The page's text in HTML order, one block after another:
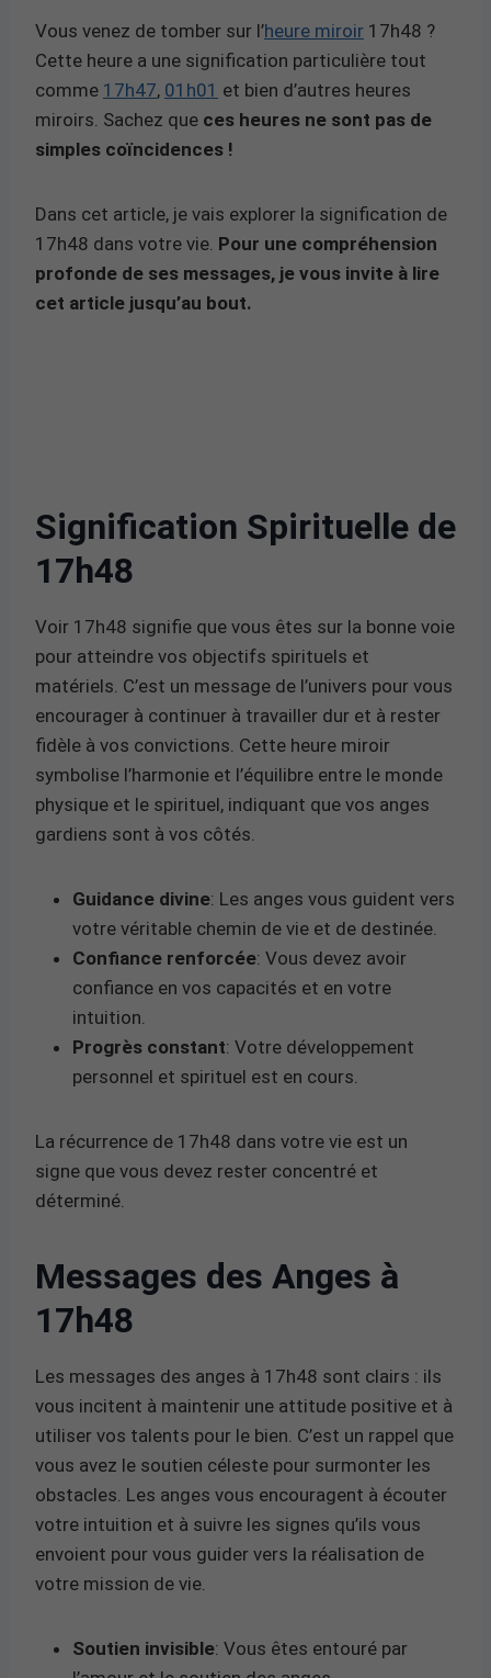
Vous venez de tomber sur l’heure miroir 17h48 ?
Cette heure a une signification particulière tout
comme 17h47, 01h01 et bien d’autres heures
miroirs. Sachez que ces heures ne sont pas de
simples coïncidences !
Dans cet article, je vais explorer la signification de
17h48 dans votre vie. Pour une compréhension
profonde de ses messages, je vous invite à lire
cet article jusqu’au bout.
Signification Spirituelle de
17h48
Voir 17h48 signifie que vous êtes sur la bonne voie
pour atteindre vos objectifs spirituels et
matériels. C’est un message de l’univers pour vous
encourager à continuer à travailler dur et à rester
fidèle à vos convictions. Cette heure miroir
symbolise l’harmonie et l’équilibre entre le monde
physique et le spirituel, indiquant que vos anges
gardiens sont à vos côtés.
Guidance divine: Les anges vous guident vers
votre véritable chemin de vie et de destinée.
Confiance renforcée: Vous devez avoir
confiance en vos capacités et en votre
intuition.
Progrès constant: Votre développement
personnel et spirituel est en cours.
La récurrence de 17h48 dans votre vie est un
signe que vous devez rester concentré et
déterminé.
Messages des Anges à
17h48
Les messages des anges à 17h48 sont clairs : ils
vous incitent à maintenir une attitude positive et à
utiliser vos talents pour le bien. C’est un rappel que
vous avez le soutien céleste pour surmonter les
obstacles. Les anges vous encouragent à écouter
votre intuition et à suivre les signes qu’ils vous
envoient pour vous guider vers la réalisation de
votre mission de vie.
Soutien invisible: Vous êtes entouré par